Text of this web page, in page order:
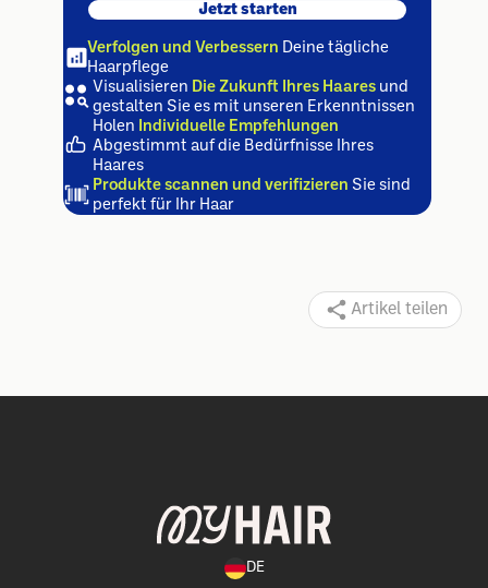
Jetzt starten
Verfolgen und Verbessern Deine tägliche
Haarpflege
Visualisieren Die Zukunft Ihres Haares und
gestalten Sie es mit unseren Erkenntnissen
Holen
Individuelle Empfehlungen
Abgestimmt auf die Bedürfnisse Ihres
Haares
Produkte scannen und verifizieren Sie sind
perfekt für Ihr Haar
Artikel teilen
DE